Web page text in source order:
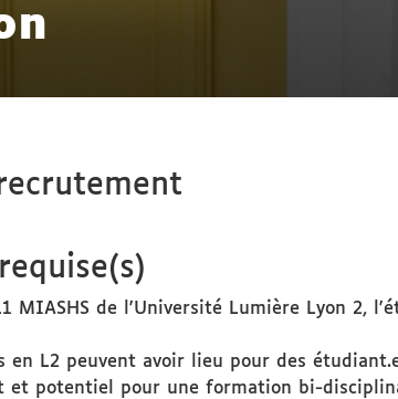
MIASHS de l'Université Lumière Lyon 2,
en L2 peuvent avoir lieu pour des
potentiel pour une formation bi-